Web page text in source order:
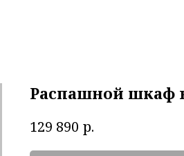
Распашной шкаф
129 890 р.